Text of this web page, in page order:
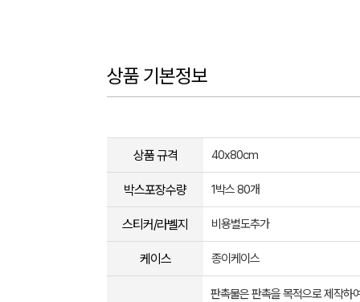
상품 기본정보
상품 규격 40x80cm
박스포장수량 1박스 80개
스티커/라벨지 비용별도추가
케이스 종이케이스
판촉물은 판촉을 목적으로 제작하